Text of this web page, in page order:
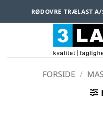
RØDOVRE TRÆLAST A/
FORSIDE /